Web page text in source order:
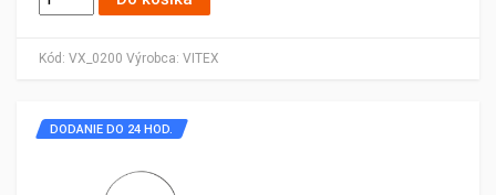
Kód: VX_0200 Výrobca: VITEX
DODANIE DO 24 HOD.